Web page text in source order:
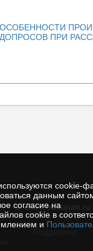
cookie-
данным
согласие на
cookie в
и
ОСОБЕННОСТИ
ДОПРОСОВ ПРИ
© esiirk.editorum.ru